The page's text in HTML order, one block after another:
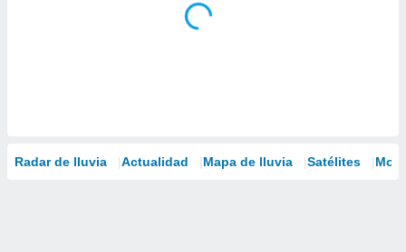
Radar de lluvia Actualidad Mapa de lluvia Satélites